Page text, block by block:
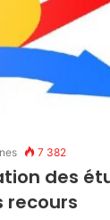
7 382
des
recours